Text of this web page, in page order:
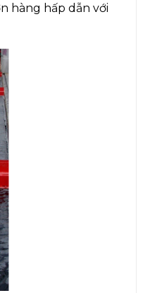
hàng hấp dẫn với